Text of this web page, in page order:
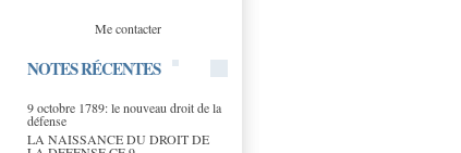
Me contacter
NOTES RÉCENTES
9 octobre 1789: le nouveau droit de la
défense
LA NAISSANCE DU DROIT DE